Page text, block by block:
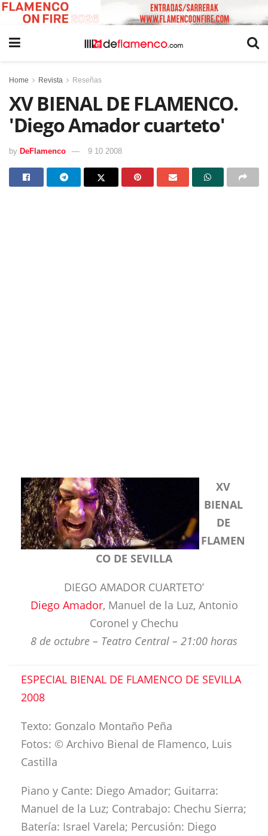
Home Revista Reseñas
XV BIENAL DE FLAMENCO.
'Diego Amador cuarteto'
by DeFlamenco 9 10 2008
XV
BIENAL
DE
FLAMEN
CO DE SEVILLA
DIEGO AMADOR CUARTETO’
Diego Amador, Manuel de la Luz, Antonio
Coronel y Chechu
8 de octubre – Teatro Central – 21:00 horas
ESPECIAL BIENAL DE FLAMENCO DE SEVILLA
2008
Texto: Gonzalo Montaño Peña
Fotos: © Archivo Bienal de Flamenco, Luis
Castilla
Piano y Cante: Diego Amador; Guitarra:
Manuel de la Luz; Contrabajo: Chechu Sierra;
Batería: Israel Varela; Percusión: Diego